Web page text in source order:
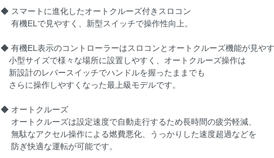
◆ スマートに進化したオートクルーズ付きスロコン
有機ELで見やすく、新型スイッチで操作性向上。
◆ 有機EL表示のコントローラーはスロコンとオートクルーズ機能が見やす
小型サイズで様々な場所に設置しやすく、オートクルーズ操作は
新設計のレバースイッチでハンドルを握ったままでも
さらに操作しやすくなった最上級モデルです。
◆ オートクルーズ
オートクルーズは設定速度で自動走行するため長時間の疲労軽減、
無駄なアクセル操作による燃費悪化、うっかりした速度超過などを
防ぎ快適な運転が可能です。